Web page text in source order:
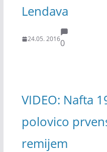
Lendava
24.05. 20160
VIDEO: Nafta
polovico
remijem